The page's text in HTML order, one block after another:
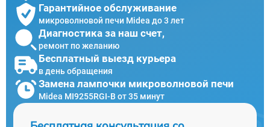
Гарантийное обслуживание
микроволновой печи Midea до 3 лет
Диагностика за наш счет,
ремонт по желанию
Бесплатный выезд курьера
в день обращения
Замена лампочки микроволновой печи
Midea MI9255RGI-B от 35 минут